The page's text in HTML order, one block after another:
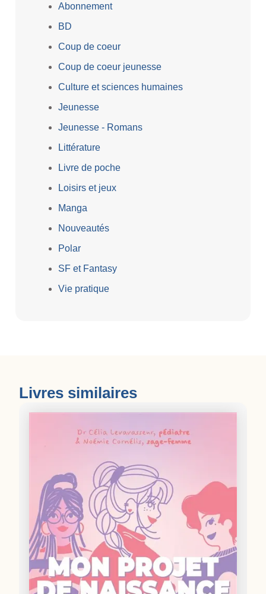
Abonnement
BD
Coup de coeur
Coup de coeur jeunesse
Culture et sciences humaines
Jeunesse
Jeunesse - Romans
Littérature
Livre de poche
Loisirs et jeux
Manga
Nouveautés
Polar
SF et Fantasy
Vie pratique
Livres similaires